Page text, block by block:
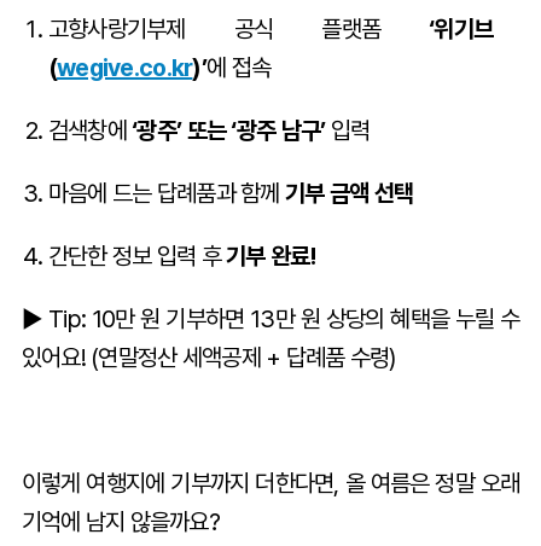
고향사랑기부제 공식 플랫폼 ‘위기브
(wegive.co.kr)’에 접속
검색창에 ‘광주’ 또는 ‘광주 남구’입력
마음에 드는 답례품과 함께 기부 금액 선택
간단한 정보 입력 후기부 완료!
▶︎ Tip: 10만 원 기부하면 13만 원 상당의 혜택을 누릴 수
있어요! (연말정산 세액공제 + 답례품 수령)
이렇게 여행지에 기부까지 더한다면, 올 여름은 정말 오래
기억에 남지 않을까요?